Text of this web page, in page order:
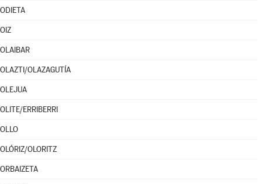
ODIETA
OIZ
OLAIBAR
OLAZTI/OLAZAGUTÍA
OLEJUA
OLITE/ERRIBERRI
OLLO
OLÓRIZ/OLORITZ
ORBAIZETA